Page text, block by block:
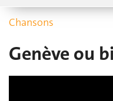
Chansons
Genève ou